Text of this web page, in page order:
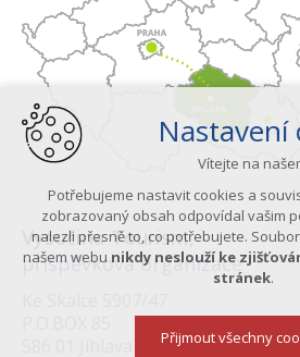
Vysočina Tourism,
příspěvková organizace
Nastavení
Vítejte na
Potřebujeme nastavit cookies a
zobrazovaný obsah odpovídal vašim
nalezli přesně to, co potřebujete.
našem webu nikdy neslouží ke
stránek.
Přijmout všechny